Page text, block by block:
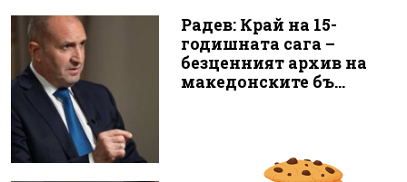
Радев: Край на 15-
годишната сага –
безценният архив на
македонските бъ...